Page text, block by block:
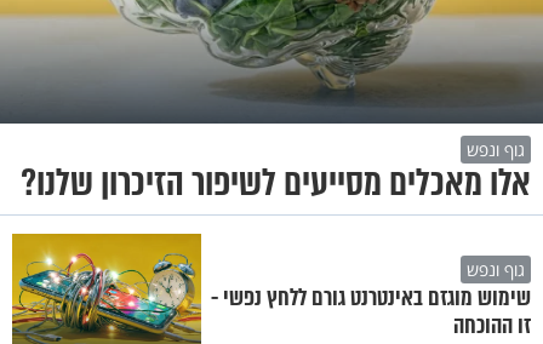
גוף ונפש
אלו מאכלים מסייעים לשיפור הזיכרון שלנו?
גוף ונפש
שימוש מוגזם באינטרנט גורם ללחץ נפשי -
זו ההוכחה